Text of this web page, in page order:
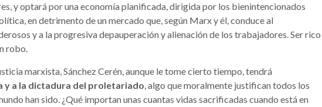
y optará por una economía planificada, dirigida por los bienintencionados
en detrimento de un mercado que, según Marx y él, conduce al
y a la progresiva depauperación y alienación de los trabajadores. Ser rico
robo.
marxista, Sánchez Cerén, aunque le tome cierto tiempo, tendrá
y a la dictadura del proletariado, algo que moralmente justifican todos los
han sido. ¿Qué importan unas cuantas vidas sacrificadas cuando está en